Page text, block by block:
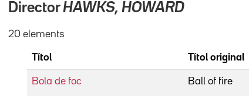
Director HAWKS, HOWARD
20 elements
Títol Títol original
Bola de foc Ball of fire